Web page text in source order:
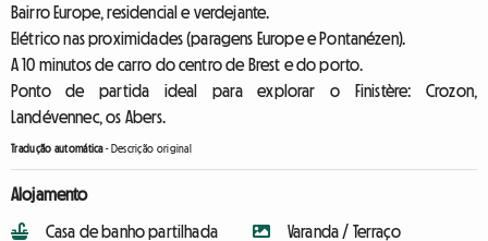
Bairro Europe, residencial e verdejante.
Elétrico nas proximidades (paragens Europe e Pontanézen).
A 10 minutos de carro do centro de Brest e do porto.
Ponto de partida ideal para explorar o Finistère: Crozon,
Landévennec, os Abers.
Tradução automática- Descrição original
Alojamento
Casa de banho partilhada
Varanda / Terraço